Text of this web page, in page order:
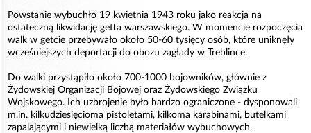
Powstanie wybuchło 19 kwietnia 1943 roku jako reakcja na
ostateczną likwidację getta warszawskiego. W momencie rozpoczęcia
walk w getcie przebywało około 50-60 tysięcy osób, które uniknęły
wcześniejszych deportacji do obozu zagłady w Treblince.
Do walki przystąpiło około 700-1000 bojowników, głównie z
Żydowskiej Organizacji Bojowej oraz Żydowskiego Związku
Wojskowego. Ich uzbrojenie było bardzo ograniczone - dysponowali
m.in. kilkudziesięcioma pistoletami, kilkoma karabinami, butelkami
zapalającymi i niewielką liczbą materiałów wybuchowych.